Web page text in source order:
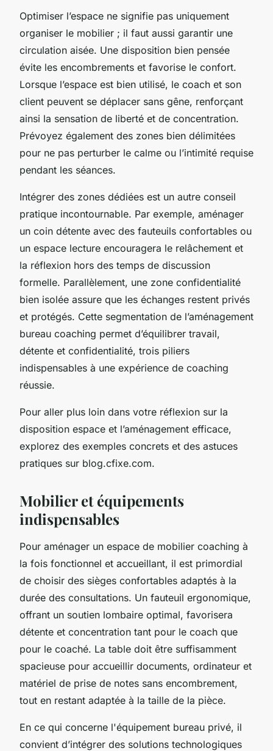
Optimiser l’espace ne signifie pas uniquement
organiser le mobilier ; il faut aussi garantir une
circulation aisée. Une disposition bien pensée
évite les encombrements et favorise le confort.
Lorsque l’espace est bien utilisé, le coach et son
client peuvent se déplacer sans gêne, renforçant
ainsi la sensation de liberté et de concentration.
Prévoyez également des zones bien délimitées
pour ne pas perturber le calme ou l’intimité requise
pendant les séances.
Intégrer des zones dédiées est un autre conseil
pratique incontournable. Par exemple, aménager
un coin détente avec des fauteuils confortables ou
un espace lecture encouragera le relâchement et
la réflexion hors des temps de discussion
formelle. Parallèlement, une zone confidentialité
bien isolée assure que les échanges restent privés
et protégés. Cette segmentation de l’aménagement
bureau coaching permet d’équilibrer travail,
détente et confidentialité, trois piliers
indispensables à une expérience de coaching
réussie.
Pour aller plus loin dans votre réflexion sur la
disposition espace et l’aménagement efficace,
explorez des exemples concrets et des astuces
pratiques sur blog.cfixe.com.
Mobilier et équipements
indispensables
Pour aménager un espace de mobilier coaching à
la fois fonctionnel et accueillant, il est primordial
de choisir des sièges confortables adaptés à la
durée des consultations. Un fauteuil ergonomique,
offrant un soutien lombaire optimal, favorisera
détente et concentration tant pour le coach que
pour le coaché. La table doit être suffisamment
spacieuse pour accueillir documents, ordinateur et
matériel de prise de notes sans encombrement,
tout en restant adaptée à la taille de la pièce.
En ce qui concerne l'équipement bureau privé, il
convient d’intégrer des solutions technologiques